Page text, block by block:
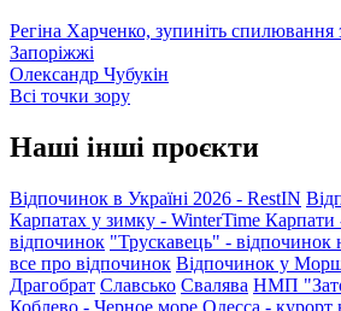
Регіна Харченко, зупиніть спилювання
Запоріжжі
Олександр Чубукін
Всі точки зору
Наші інші проєкти
Відпочинок в Україні 2026 - RestIN
Карпатах у зимку - WinterTime Карпати
відпочинок "Трускавець" - відпочинок
все про відпочинок Відпочинок у
Драгобрат Славсько Свалява НМП